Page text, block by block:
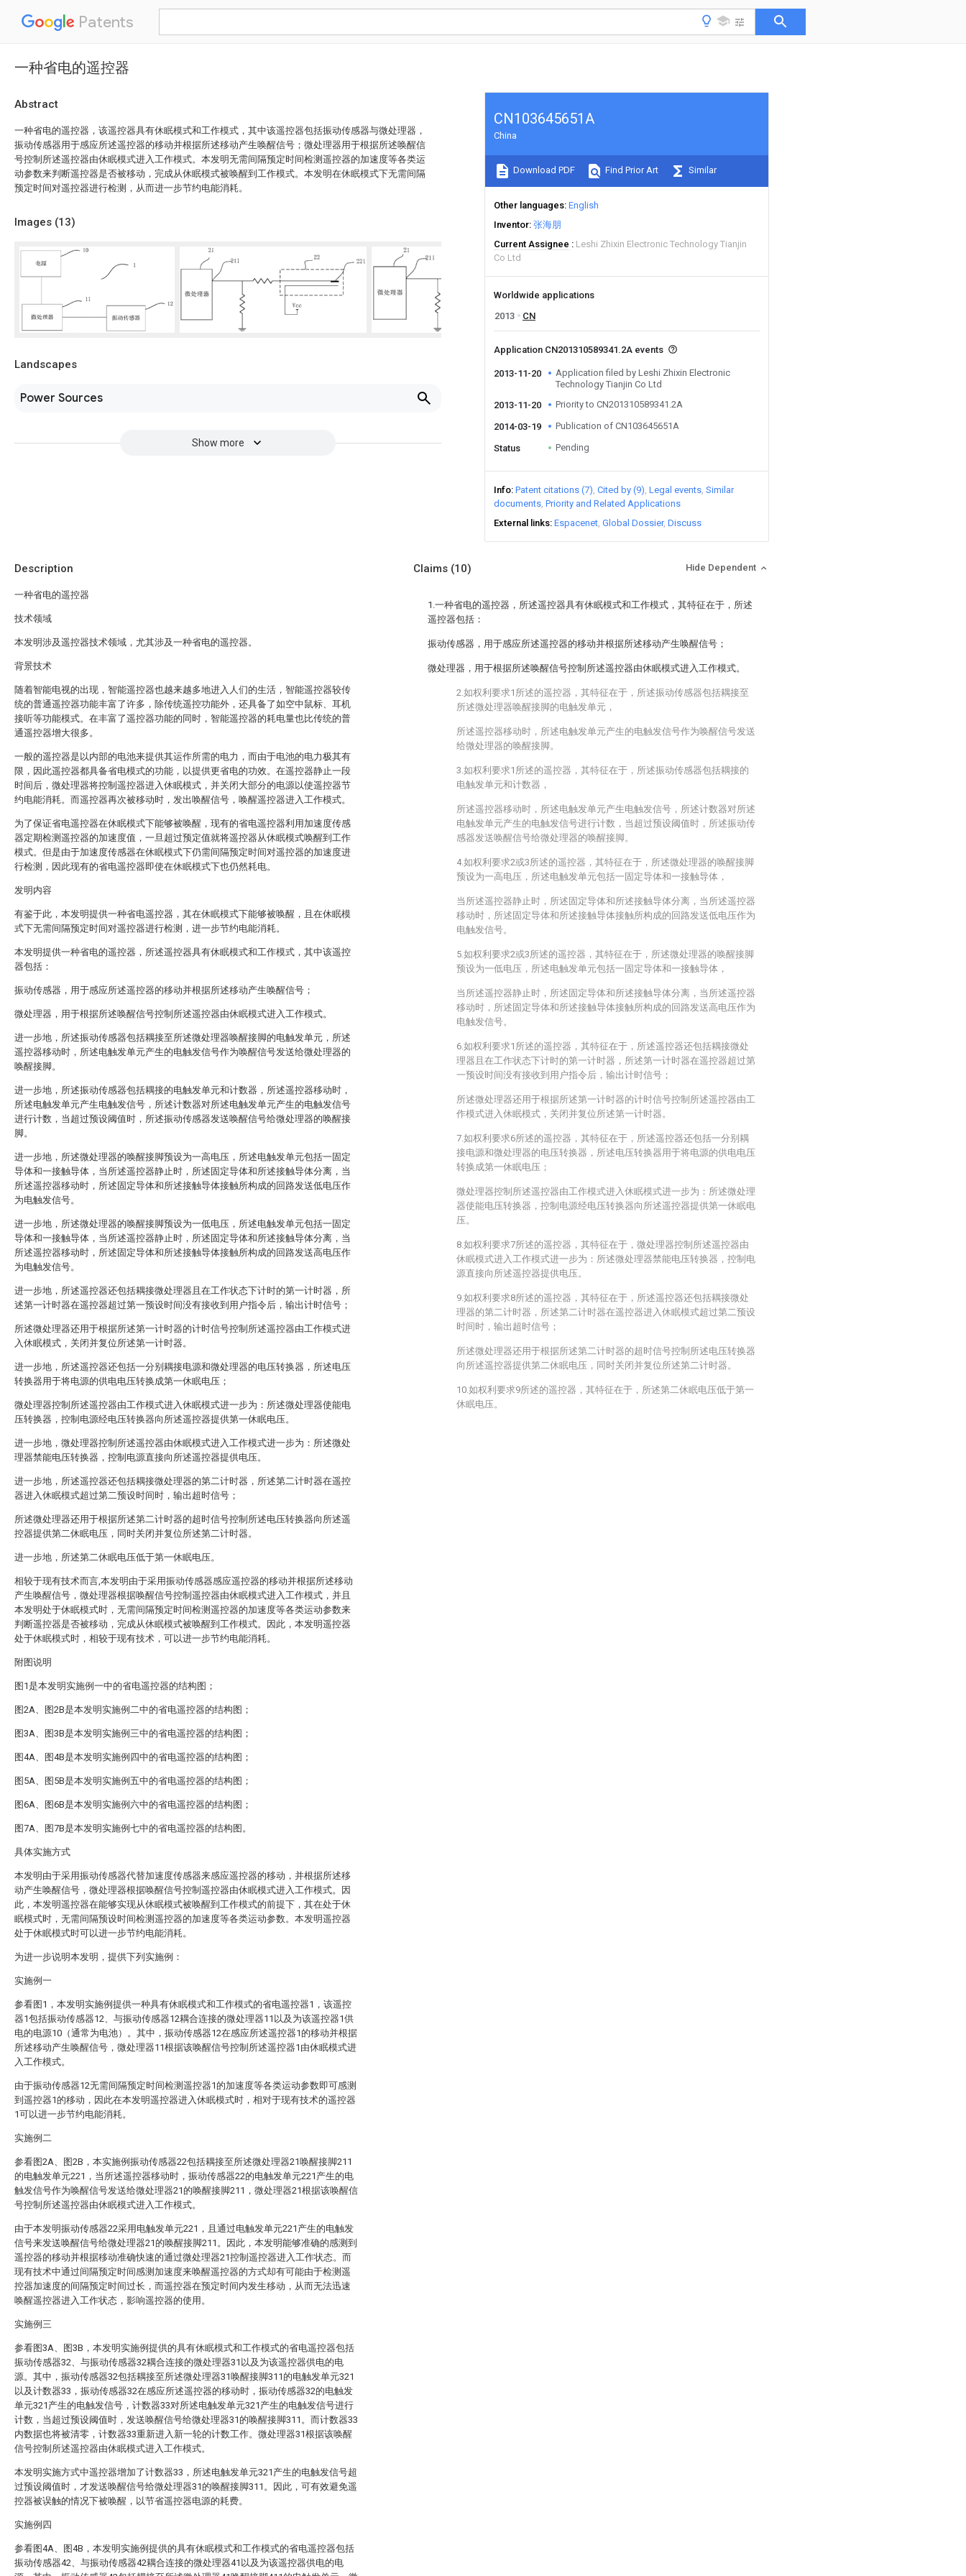
Patents
一种省电的遥控器
Abstract
一种省电的遥控器，该遥控器具有休眠模式和工作模式，其中该遥控器包括振动传感器与微处理器，
振动传感器用于感应所述遥控器的移动并根据所述移动产生唤醒信号；微处理器用于根据所述唤醒信
号控制所述遥控器由休眠模式进入工作模式。本发明无需间隔预定时间检测遥控器的加速度等各类运
动参数来判断遥控器是否被移动，完成从休眠模式被唤醒到工作模式。本发明在休眠模式下无需间隔
预定时间对遥控器进行检测，从而进一步节约电能消耗。
Images (13)
Landscapes
Power Sources
Show more
CN103645651A
China
Download PDF Find Prior Art Similar
Other languages English
Inventor 张海朋
Current Assignee
Leshi Zhixin Electronic Technology Tianjin
Co Ltd
Worldwide applications
2013
CN
Application CN201310589341.2A events
2013-11-20
Application filed by Leshi Zhixin Electronic
Technology Tianjin Co Ltd
2013-11-20
Priority to CN201310589341.2A
2014-03-19 Publication of CN103645651A
Status Pending
Info Patent citations (7) Cited by (9) Legal events Similar
documents Priority and Related Applications
External links Espacenet Global Dossier Discuss
Description
一种省电的遥控器
技术领域
本发明涉及遥控器技术领域，尤其涉及一种省电的遥控器。
背景技术
随着智能电视的出现，智能遥控器也越来越多地进入人们的生活，智能遥控器较传
统的普通遥控器功能丰富了许多，除传统遥控功能外，还具备了如空中鼠标、耳机
接听等功能模式。在丰富了遥控器功能的同时，智能遥控器的耗电量也比传统的普
通遥控器增大很多。
一般的遥控器是以内部的电池来提供其运作所需的电力，而由于电池的电力极其有
限，因此遥控器都具备省电模式的功能，以提供更省电的功效。在遥控器静止一段
时间后，微处理器将控制遥控器进入休眠模式，并关闭大部分的电源以使遥控器节
约电能消耗。而遥控器再次被移动时，发出唤醒信号，唤醒遥控器进入工作模式。
为了保证省电遥控器在休眠模式下能够被唤醒，现有的省电遥控器利用加速度传感
器定期检测遥控器的加速度值，一旦超过预定值就将遥控器从休眠模式唤醒到工作
模式。但是由于加速度传感器在休眠模式下仍需间隔预定时间对遥控器的加速度进
行检测，因此现有的省电遥控器即使在休眠模式下也仍然耗电。
发明内容
有鉴于此，本发明提供一种省电遥控器，其在休眠模式下能够被唤醒，且在休眠模
式下无需间隔预定时间对遥控器进行检测，进一步节约电能消耗。
本发明提供一种省电的遥控器，所述遥控器具有休眠模式和工作模式，其中该遥控
器包括：
振动传感器，用于感应所述遥控器的移动并根据所述移动产生唤醒信号；
微处理器，用于根据所述唤醒信号控制所述遥控器由休眠模式进入工作模式。
进一步地，所述振动传感器包括耦接至所述微处理器唤醒接脚的电触发单元，所述
遥控器移动时，所述电触发单元产生的电触发信号作为唤醒信号发送给微处理器的
唤醒接脚。
进一步地，所述振动传感器包括耦接的电触发单元和计数器，所述遥控器移动时，
所述电触发单元产生电触发信号，所述计数器对所述电触发单元产生的电触发信号
进行计数，当超过预设阈值时，所述振动传感器发送唤醒信号给微处理器的唤醒接
脚。
进一步地，所述微处理器的唤醒接脚预设为一高电压，所述电触发单元包括一固定
导体和一接触导体，当所述遥控器静止时，所述固定导体和所述接触导体分离，当
所述遥控器移动时，所述固定导体和所述接触导体接触所构成的回路发送低电压作
为电触发信号。
进一步地，所述微处理器的唤醒接脚预设为一低电压，所述电触发单元包括一固定
导体和一接触导体，当所述遥控器静止时，所述固定导体和所述接触导体分离，当
所述遥控器移动时，所述固定导体和所述接触导体接触所构成的回路发送高电压作
为电触发信号。
进一步地，所述遥控器还包括耦接微处理器且在工作状态下计时的第一计时器，所
述第一计时器在遥控器超过第一预设时间没有接收到用户指令后，输出计时信号；
所述微处理器还用于根据所述第一计时器的计时信号控制所述遥控器由工作模式进
入休眠模式，关闭并复位所述第一计时器。
进一步地，所述遥控器还包括一分别耦接电源和微处理器的电压转换器，所述电压
转换器用于将电源的供电电压转换成第一休眠电压；
微处理器控制所述遥控器由工作模式进入休眠模式进一步为：所述微处理器使能电
压转换器，控制电源经电压转换器向所述遥控器提供第一休眠电压。
进一步地，微处理器控制所述遥控器由休眠模式进入工作模式进一步为：所述微处
理器禁能电压转换器，控制电源直接向所述遥控器提供电压。
进一步地，所述遥控器还包括耦接微处理器的第二计时器，所述第二计时器在遥控
器进入休眠模式超过第二预设时间时，输出超时信号；
所述微处理器还用于根据所述第二计时器的超时信号控制所述电压转换器向所述遥
控器提供第二休眠电压，同时关闭并复位所述第二计时器。
进一步地，所述第二休眠电压低于第一休眠电压。
相较于现有技术而言,本发明由于采用振动传感器感应遥控器的移动并根据所述移动
产生唤醒信号，微处理器根据唤醒信号控制遥控器由休眠模式进入工作模式，并且
本发明处于休眠模式时，无需间隔预定时间检测遥控器的加速度等各类运动参数来
判断遥控器是否被移动，完成从休眠模式被唤醒到工作模式。因此，本发明遥控器
处于休眠模式时，相较于现有技术，可以进一步节约电能消耗。
附图说明
图1是本发明实施例一中的省电遥控器的结构图；
图2A、图2B是本发明实施例二中的省电遥控器的结构图；
图3A、图3B是本发明实施例三中的省电遥控器的结构图；
图4A、图4B是本发明实施例四中的省电遥控器的结构图；
图5A、图5B是本发明实施例五中的省电遥控器的结构图；
图6A、图6B是本发明实施例六中的省电遥控器的结构图；
图7A、图7B是本发明实施例七中的省电遥控器的结构图。
具体实施方式
本发明由于采用振动传感器代替加速度传感器来感应遥控器的移动，并根据所述移
动产生唤醒信号，微处理器根据唤醒信号控制遥控器由休眠模式进入工作模式。因
此，本发明遥控器在能够实现从休眠模式被唤醒到工作模式的前提下，其在处于休
眠模式时，无需间隔预设时间检测遥控器的加速度等各类运动参数。本发明遥控器
处于休眠模式时可以进一步节约电能消耗。
为进一步说明本发明，提供下列实施例：
实施例一
参看图1，本发明实施例提供一种具有休眠模式和工作模式的省电遥控器1，该遥控
器1包括振动传感器12、与振动传感器12耦合连接的微处理器11以及为该遥控器1供
电的电源10（通常为电池）。其中，振动传感器12在感应所述遥控器1的移动并根据
所述移动产生唤醒信号，微处理器11根据该唤醒信号控制所述遥控器1由休眠模式进
入工作模式。
由于振动传感器12无需间隔预定时间检测遥控器1的加速度等各类运动参数即可感测
到遥控器1的移动，因此在本发明遥控器进入休眠模式时，相对于现有技术的遥控器
1可以进一步节约电能消耗。
实施例二
参看图2A、图2B，本实施例振动传感器22包括耦接至所述微处理器21唤醒接脚211
的电触发单元221，当所述遥控器移动时，振动传感器22的电触发单元221产生的电
触发信号作为唤醒信号发送给微处理器21的唤醒接脚211，微处理器21根据该唤醒信
号控制所述遥控器由休眠模式进入工作模式。
由于本发明振动传感器22采用电触发单元221，且通过电触发单元221产生的电触发
信号来发送唤醒信号给微处理器21的唤醒接脚211。因此，本发明能够准确的感测到
遥控器的移动并根据移动准确快速的通过微处理器21控制遥控器进入工作状态。而
现有技术中通过间隔预定时间感测加速度来唤醒遥控器的方式却有可能由于检测遥
控器加速度的间隔预定时间过长，而遥控器在预定时间内发生移动，从而无法迅速
唤醒遥控器进入工作状态，影响遥控器的使用。
实施例三
参看图3A、图3B，本发明实施例提供的具有休眠模式和工作模式的省电遥控器包括
振动传感器32、与振动传感器32耦合连接的微处理器31以及为该遥控器供电的电
源。其中，振动传感器32包括耦接至所述微处理器31唤醒接脚311的电触发单元321
以及计数器33，振动传感器32在感应所述遥控器的移动时，振动传感器32的电触发
单元321产生的电触发信号，计数器33对所述电触发单元321产生的电触发信号进行
计数，当超过预设阈值时，发送唤醒信号给微处理器31的唤醒接脚311。而计数器33
内数据也将被清零，计数器33重新进入新一轮的计数工作。微处理器31根据该唤醒
信号控制所述遥控器由休眠模式进入工作模式。
本发明实施方式中遥控器增加了计数器33，所述电触发单元321产生的电触发信号超
过预设阈值时，才发送唤醒信号给微处理器31的唤醒接脚311。因此，可有效避免遥
控器被误触的情况下被唤醒，以节省遥控器电源的耗费。
实施例四
参看图4A、图4B，本发明实施例提供的具有休眠模式和工作模式的省电遥控器包括
振动传感器42、与振动传感器42耦合连接的微处理器41以及为该遥控器供电的电
Claims (10) Hide Dependent
1.一种省电的遥控器，所述遥控器具有休眠模式和工作模式，其特征在于，所述
遥控器包括：
振动传感器，用于感应所述遥控器的移动并根据所述移动产生唤醒信号；
微处理器，用于根据所述唤醒信号控制所述遥控器由休眠模式进入工作模式。
2.如权利要求1所述的遥控器，其特征在于，所述振动传感器包括耦接至
所述微处理器唤醒接脚的电触发单元，
所述遥控器移动时，所述电触发单元产生的电触发信号作为唤醒信号发送
给微处理器的唤醒接脚。
3.如权利要求1所述的遥控器，其特征在于，所述振动传感器包括耦接的
电触发单元和计数器，
所述遥控器移动时，所述电触发单元产生电触发信号，所述计数器对所述
电触发单元产生的电触发信号进行计数，当超过预设阈值时，所述振动传
感器发送唤醒信号给微处理器的唤醒接脚。
4.如权利要求2或3所述的遥控器，其特征在于，所述微处理器的唤醒接脚
预设为一高电压，所述电触发单元包括一固定导体和一接触导体，
当所述遥控器静止时，所述固定导体和所述接触导体分离，当所述遥控器
移动时，所述固定导体和所述接触导体接触所构成的回路发送低电压作为
电触发信号。
5.如权利要求2或3所述的遥控器，其特征在于，所述微处理器的唤醒接脚
预设为一低电压，所述电触发单元包括一固定导体和一接触导体，
当所述遥控器静止时，所述固定导体和所述接触导体分离，当所述遥控器
移动时，所述固定导体和所述接触导体接触所构成的回路发送高电压作为
电触发信号。
6.如权利要求1所述的遥控器，其特征在于，所述遥控器还包括耦接微处
理器且在工作状态下计时的第一计时器，所述第一计时器在遥控器超过第
一预设时间没有接收到用户指令后，输出计时信号；
所述微处理器还用于根据所述第一计时器的计时信号控制所述遥控器由工
作模式进入休眠模式，关闭并复位所述第一计时器。
7.如权利要求6所述的遥控器，其特征在于，所述遥控器还包括一分别耦
接电源和微处理器的电压转换器，所述电压转换器用于将电源的供电电压
转换成第一休眠电压；
微处理器控制所述遥控器由工作模式进入休眠模式进一步为：所述微处理
器使能电压转换器，控制电源经电压转换器向所述遥控器提供第一休眠电
压。
8.如权利要求7所述的遥控器，其特征在于，微处理器控制所述遥控器由
休眠模式进入工作模式进一步为：所述微处理器禁能电压转换器，控制电
源直接向所述遥控器提供电压。
9.如权利要求8所述的遥控器，其特征在于，所述遥控器还包括耦接微处
理器的第二计时器，所述第二计时器在遥控器进入休眠模式超过第二预设
时间时，输出超时信号；
所述微处理器还用于根据所述第二计时器的超时信号控制所述电压转换器
向所述遥控器提供第二休眠电压，同时关闭并复位所述第二计时器。
10.如权利要求9所述的遥控器，其特征在于，所述第二休眠电压低于第一
休眠电压。